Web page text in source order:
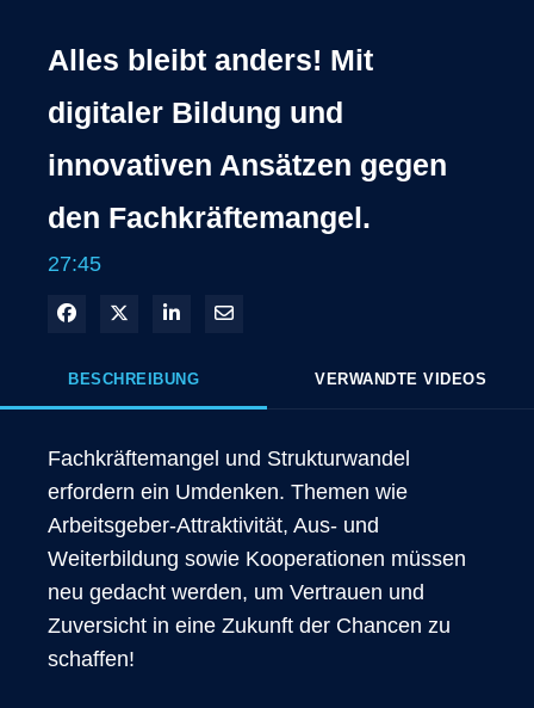
Alles bleibt anders! Mit
digitaler Bildung und
innovativen Ansätzen gegen
den Fachkräftemangel.
27:45
In Facebook freigeben
Teilen auf X
In LinkedIn teilen
Per E-Mail teilen
BESCHREIBUNG VERWANDTE VIDEOS
Fachkräftemangel und Strukturwandel
erfordern ein Umdenken. Themen wie
Arbeitsgeber-Attraktivität, Aus- und
Weiterbildung sowie Kooperationen müssen
neu gedacht werden, um Vertrauen und
Zuversicht in eine Zukunft der Chancen zu
schaffen!